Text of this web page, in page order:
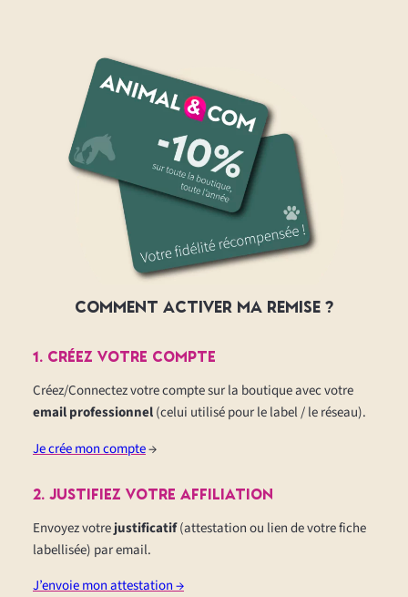
Comment activer Ma remise ?
1. CréeZ votre compte
Créez/Connectez votre compte sur la boutique avec votre
email professionnel(celui utilisé pour le label / le réseau).
Je crée mon compte→
2. JustifieZ votre affiliation
Envoyez votrejustificatif(attestation ou lien de votre fiche
labellisée) par email.
J’envoie mon attestation →